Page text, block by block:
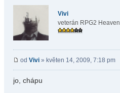
Vivi
veterán RPG2 Heaven
od Vivi » květen 14, 2009, 7:18 pm
jo, chápu